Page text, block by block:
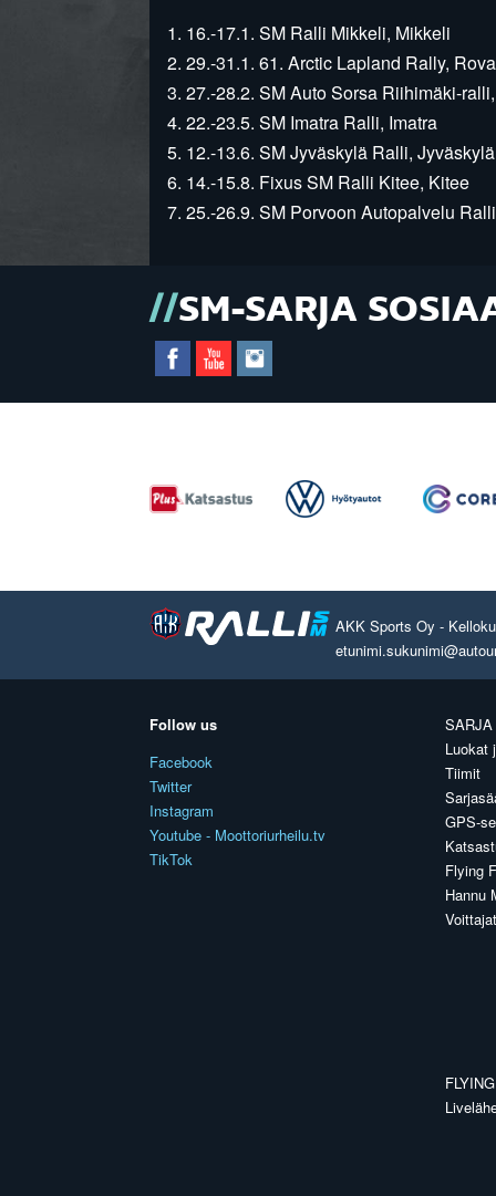
1. 16.-17.1. SM Ralli Mikkeli, Mikkeli
2. 29.-31.1. 61. Arctic Lapland Rally,
3. 27.-28.2. SM Auto Sorsa Riihimäki-
4. 22.-23.5. SM Imatra Ralli, Imatra
5. 12.-13.6. SM Jyväskylä Ralli, Jyväskylä
6. 14.-15.8. Fixus SM Ralli Kitee, Kitee
7. 25.-26.9. SM Porvoon Autopalvelu
SM-SARJA
AKK Sports Oy -
Follow us
Facebook
Twitter
Instagram
Youtube - Moottoriurheilu.tv
TikTok
SARJA
Luokat
Tiimit
GPS-
Flying
Hannu